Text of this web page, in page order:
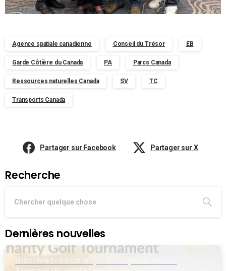
Agence spatiale canadienne Conseil du Trésor EB
Garde Côtière du Canada PA Parcs Canada
Ressources naturelles Canada SV TC
Transports Canada
Partager sur Facebook Partager sur X
Recherche
Dernières nouvelles
Inscrivez-cous aujord’hui pour le 20e